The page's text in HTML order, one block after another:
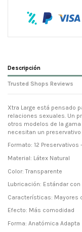
Descripción
Trusted Shops Reviews
Xtra Large está pensado
relaciones sexuales. Un
otros modelos de la
necesitan un
Formato: 12 Preservativos
Material: Látex Natural
Color: Transparente
Lubricación: Estándar
Características: Mayores
Efecto: Más comodidad
Forma: Anatómica Adapta